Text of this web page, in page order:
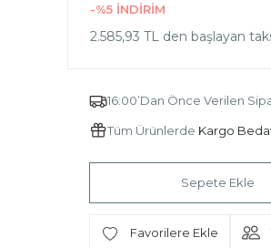
-%5 İNDİRİM
2.585,93 TL den başlayan
16:00’Dan Önce Verilen
Tüm Ürünlerde Kargo
Sepete Ekle